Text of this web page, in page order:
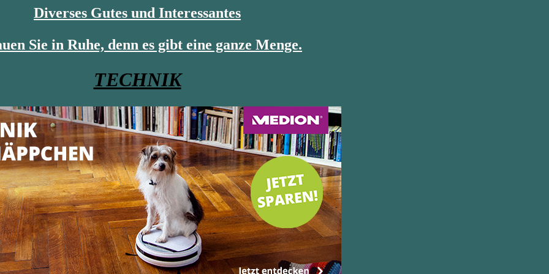
Diverses Gutes und Interessantes
Sie in Ruhe, denn es gibt eine ganze Menge.
TECHNIK